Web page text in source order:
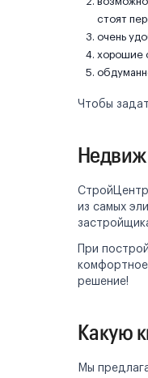
стоят
очень
хорошие
Чтобы
из самых
При
комфортное
решение!
Какую
Мы